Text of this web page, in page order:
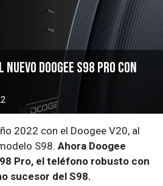
Doogee S98 Pro con
2022 con el Doogee V20, al
S98. Ahora Doogee
Pro, el teléfono robusto con
sucesor del S98.